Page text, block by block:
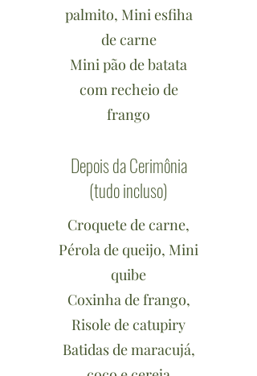
palmito, Mini esfiha
de carne
Mini pão de batata
com recheio de
frango
Depois da Cerimônia
(tudo incluso)
Croquete de carne,
Pérola de queijo, Mini
quibe
Coxinha de frango,
Risole de catupiry
Batidas de maracujá,